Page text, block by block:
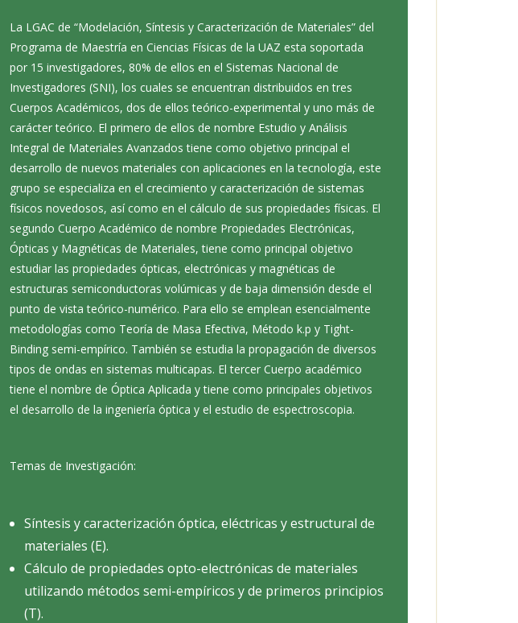
La LGAC de “Modelación, Síntesis y Caracterización de Materiales” del
Programa de Maestría en Ciencias Físicas de la UAZ esta soportada
por 15 investigadores, 80% de ellos en el Sistemas Nacional de
Investigadores (SNI), los cuales se encuentran distribuidos en tres
Cuerpos Académicos, dos de ellos teórico-experimental y uno más de
carácter teórico. El primero de ellos de nombre Estudio y Análisis
Integral de Materiales Avanzados tiene como objetivo principal el
desarrollo de nuevos materiales con aplicaciones en la tecnología, este
grupo se especializa en el crecimiento y caracterización de sistemas
físicos novedosos, así como en el cálculo de sus propiedades físicas. El
segundo Cuerpo Académico de nombre Propiedades Electrónicas,
Ópticas y Magnéticas de Materiales, tiene como principal objetivo
estudiar las propiedades ópticas, electrónicas y magnéticas de
estructuras semiconductoras volúmicas y de baja dimensión desde el
punto de vista teórico-numérico. Para ello se emplean esencialmente
metodologías como Teoría de Masa Efectiva, Método k.p y Tight-
Binding semi-empírico. También se estudia la propagación de diversos
tipos de ondas en sistemas multicapas. El tercer Cuerpo académico
tiene el nombre de Óptica Aplicada y tiene como principales objetivos
el desarrollo de la ingeniería óptica y el estudio de espectroscopia.
Temas de Investigación:
Síntesis y caracterización óptica, eléctricas y estructural de
materiales (E).
Cálculo de propiedades opto-electrónicas de materiales
utilizando métodos semi-empíricos y de primeros principios
(T).